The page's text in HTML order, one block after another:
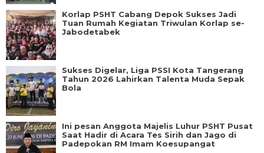
Korlap PSHT Cabang Depok Sukses Jadi
Tuan Rumah Kegiatan Triwulan Korlap se-
Jabodetabek
Sukses Digelar, Liga PSSI Kota Tangerang
Tahun 2026 Lahirkan Talenta Muda Sepak
Bola
Ini pesan Anggota Majelis Luhur PSHT Pusat
Saat Hadir di Acara Tes Sirih dan Jago di
Padepokan RM Imam Koesupangat